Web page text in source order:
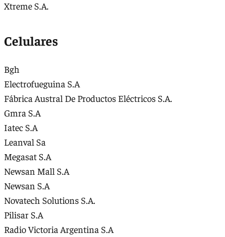
Xtreme S.A.
Celulares
Bgh
Electrofueguina S.A
Fábrica Austral De Productos Eléctricos S.A.
Gmra S.A
Iatec S.A
Leanval Sa
Megasat S.A
Newsan Mall S.A
Newsan S.A
Novatech Solutions S.A.
Pilisar S.A
Radio Victoria Argentina S.A